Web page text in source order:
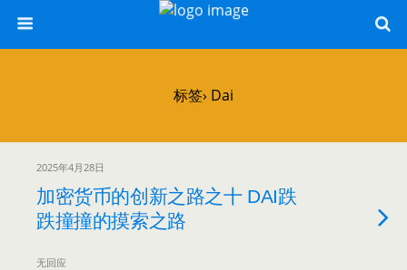
标签› Dai
2025年4月28日
加密货币的创新之路之十 DAI跌
跌撞撞的摸索之路
无回应